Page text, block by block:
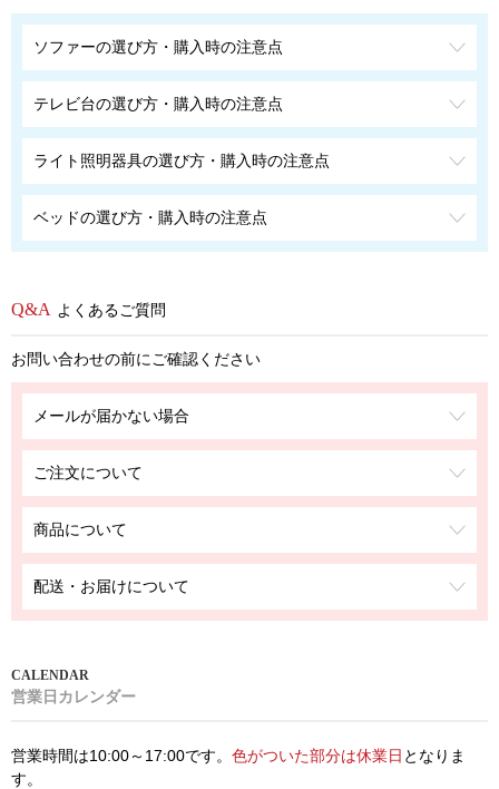
ソファーの選び方・購入時の注意点
テレビ台の選び方・購入時の注意点
ライト照明器具の選び方・購入時の注意点
ベッドの選び方・購入時の注意点
よくあるご質問
お問い合わせの前にご確認ください
メールが届かない場合
ご注文について
商品について
配送・お届けについて
営業日カレンダー
営業時間は10:00～17:00です。 色がついた部分は休業日 となりま
す。